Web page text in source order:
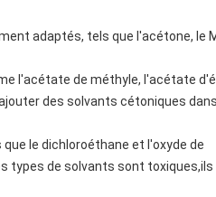
adaptés, tels que l'acétone, le
l'acétate de méthyle, l'acétate
des solvants cétoniques
le dichloroéthane et l'oxyde de
types de solvants sont toxiques,ils